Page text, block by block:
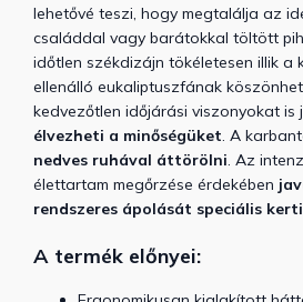
lehetővé teszi, hogy megtalálja az
családdal vagy barátokkal töltött
időtlen székdizájn tökéletesen illik a
ellenálló eukaliptuszfának
kedvezőtlen időjárási viszonyokat is
élvezheti a minőségüket. A
nedves ruhával áttörölni. Az
élettartam megőrzése érdekében
rendszeres ápolását speciális
A termék előnyei: